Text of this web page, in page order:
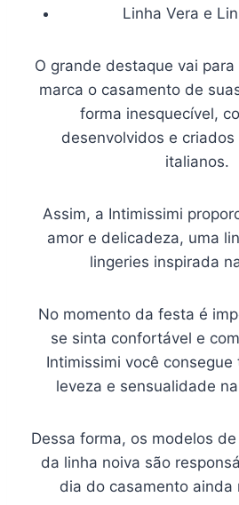
Linha Vera e
O grande destaque vai
marca o casamento de
forma inesquecível,
desenvolvidos e
italianos.
Assim, a Intimissimi
amor e delicadeza, uma
lingeries inspirada
No momento da festa é
se sinta confortável e
Intimissimi você
leveza e sensualidade
Dessa forma, os modelos
da linha noiva são
dia do casamento ainda